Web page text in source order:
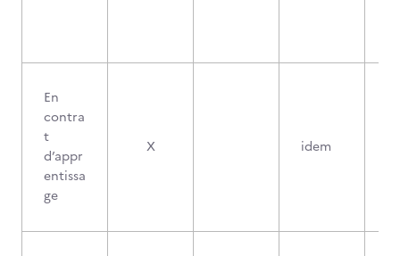
En
contra
t
d’appr
entissa
ge
X idem